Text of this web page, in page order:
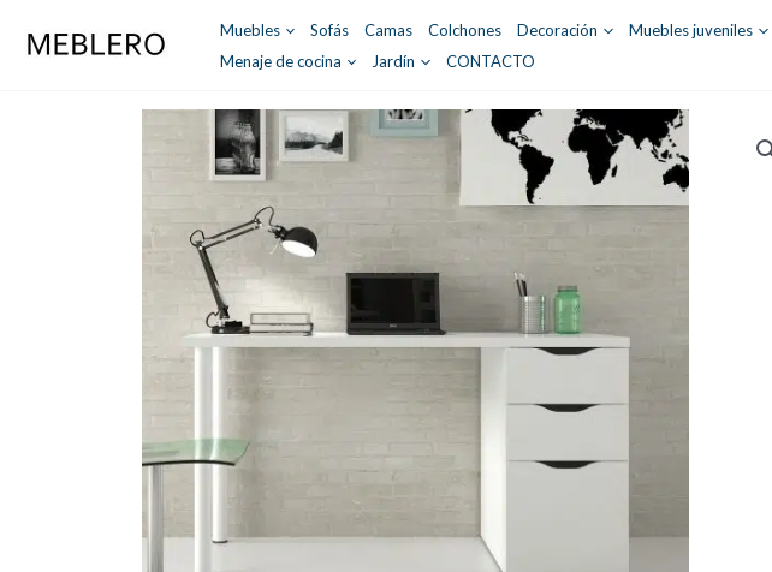
Muebles Sofás Camas Colchones Decoración Muebles juveniles
Menaje de cocina
Jardín CONTACTO